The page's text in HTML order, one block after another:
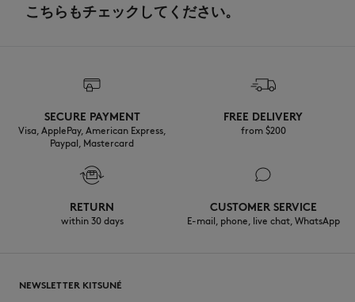
こちらもチェックしてください。
SECURE PAYMENT
Visa, ApplePay, American Express,
Paypal, Mastercard
FREE DELIVERY
from $200
RETURN
within 30 days
CUSTOMER SERVICE
E-mail, phone, live chat, WhatsApp
NEWSLETTER KITSUNÉ